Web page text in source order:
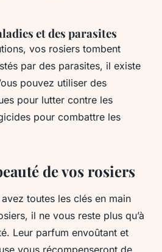
et des parasites
vos rosiers tombent
par des parasites, il existe
pouvez utiliser des
pour lutter contre les
pour combattre les
de vos rosiers
toutes les clés en main
il ne vous reste plus qu’à
Leur parfum envoûtant et